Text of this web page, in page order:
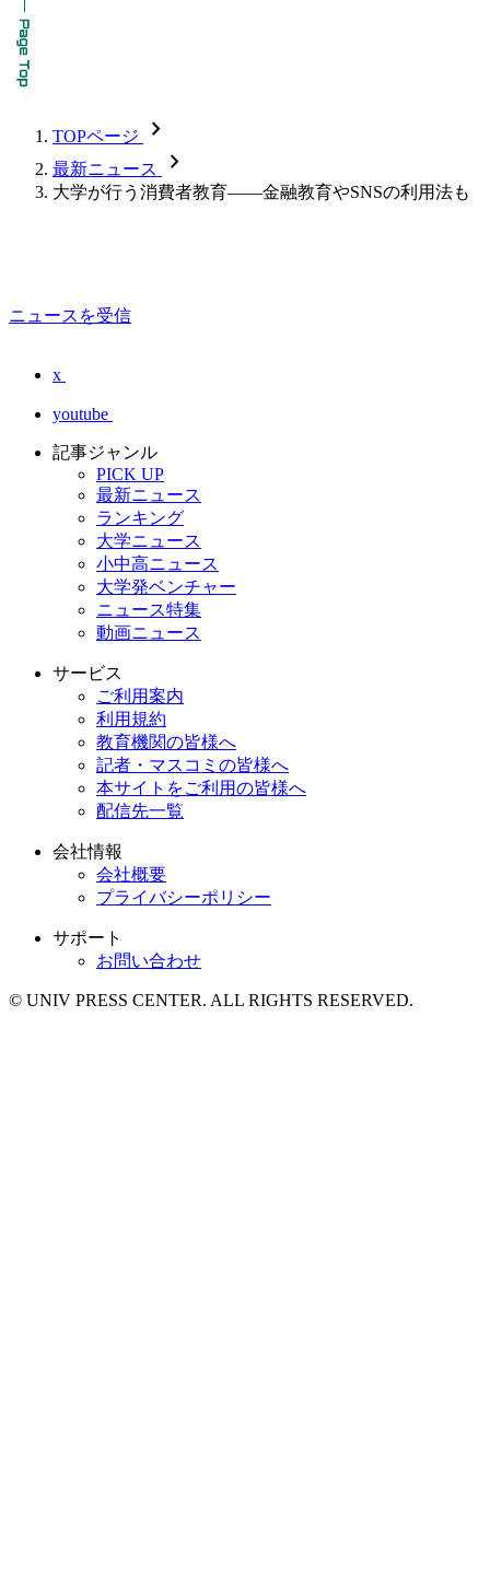
TOPページ chevron_forward
最新ニュース chevron_forward
大学が行う消費者教育――金融教育やSNSの利用法も
ニュースを受信
x
youtube
記事ジャンル
PICK UP
最新ニュース
ランキング
大学ニュース
小中高ニュース
大学発ベンチャー
ニュース特集
動画ニュース
サービス
ご利用案内
利用規約
教育機関の皆様へ
記者・マスコミの皆様へ
本サイトをご利用の皆様へ
配信先一覧
会社情報
会社概要
プライバシーポリシー
サポート
お問い合わせ
© UNIV PRESS CENTER. ALL RIGHTS RESERVED.